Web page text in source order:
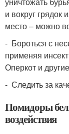
и вокруг грядок
место – можно
- Бороться с
применяя
Оперкот и
- Следить за
Помидоры
воздействия